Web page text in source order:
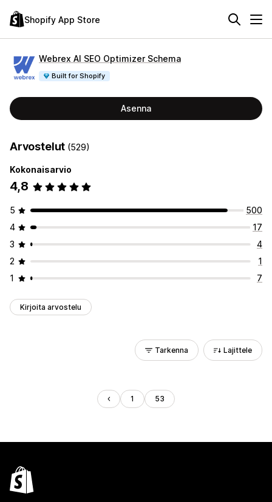
Shopify App Store
Webrex AI SEO Optimizer Schema
Built for Shopify
Asenna
Arvostelut (529)
Kokonaisarvio
4,8
5
500
4
17
3
4
2
1
1
7
Kirjoita arvostelu
Tarkenna Lajittele
1 53